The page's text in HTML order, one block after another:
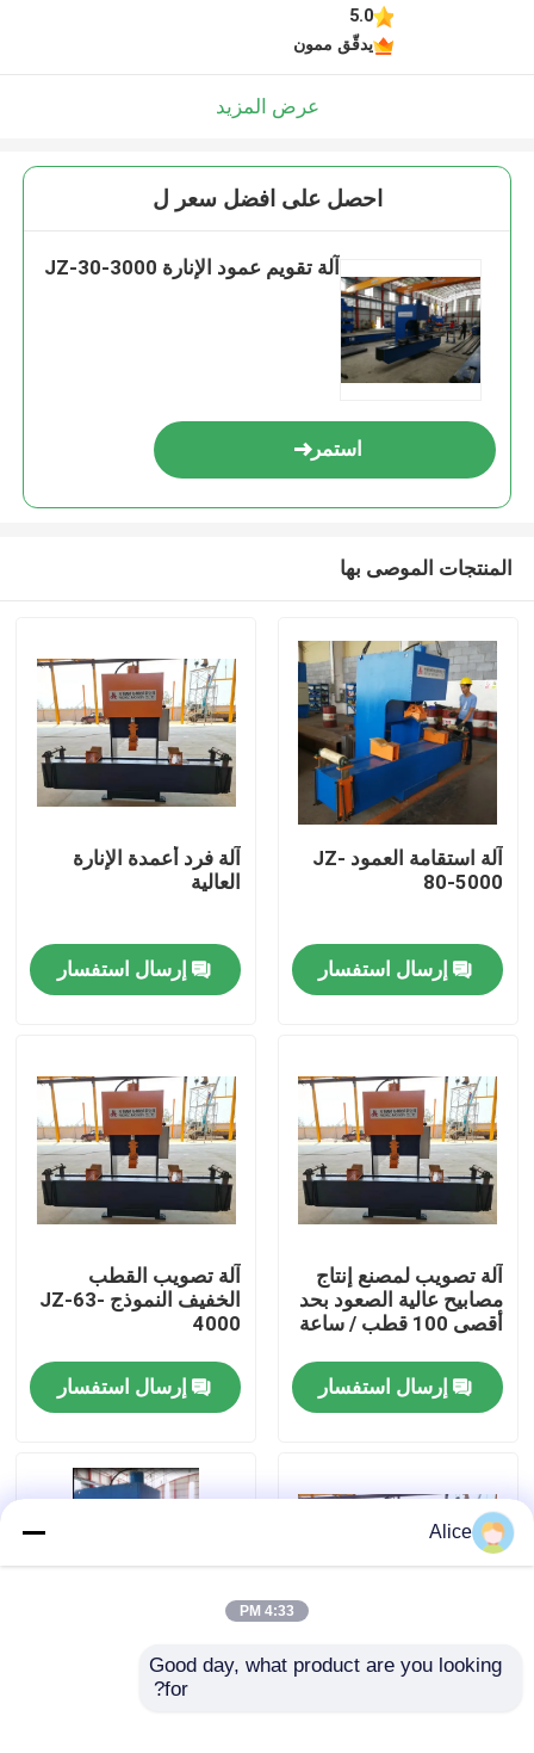
منتجات
معلومات عنا
جولة في المصنع
ضبط الجودة
أخبار
اطلب عرض أسعار
5.0
يدقّق ممون
عرض المزيد
احصل على افضل سعر ل
آلة تقويم عمود الإنارة JZ-30-3000
استمر
المنتجات الموصى بها
آلة استقامة العمود JZ-
80-5000
إرسال استفسار
آلة فرد أعمدة الإنارة
العالية
إرسال استفسار
آلة تصويب لمصنع إنتاج
مصابيح عالية الصعود بحد
أقصى 100 قطب / ساعة
إرسال استفسار
آلة تصويب القطب
الخفيف النموذج JZ-63-
4000
إرسال استفسار
Alice
4:33 PM
Good day, what product are you looking
for?